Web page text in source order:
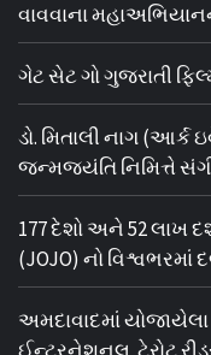
વાવવાના
ગેટ સેટ ગો ગુજરાતી
ડો. મિતાલી નાગ (આર્ક
જન્મજયંતિ નિમિત્તે
177 દેશો અને 52 લાખ
(JOJO) નો વિશ્વભરમાં
અમદાવાદમાં